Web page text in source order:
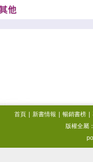
首頁 新書情報 暢銷書榜
版權全屬